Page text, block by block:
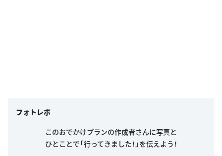
フォトレポ
このおでかけプランの作成者さんに写真と
ひとことで「行ってきました！」を伝えよう！